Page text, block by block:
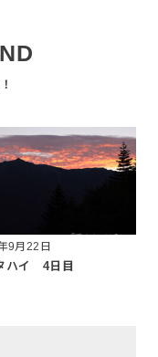
9月22日
ハイ 4日目